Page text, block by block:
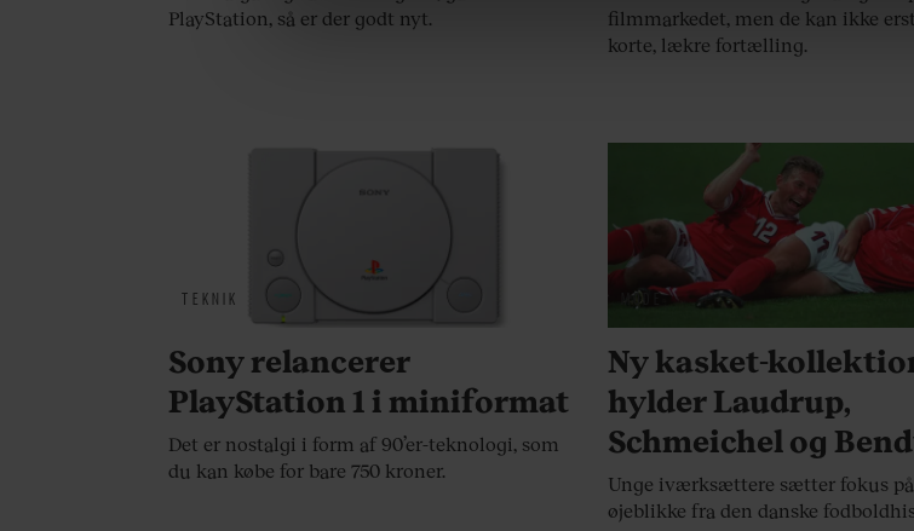
Du kan til enhver tid trække dit samtykke tilbage via linket, du finder i
brug af cookies, samarbejdspartnere og behandling af dine
PlayStation, så er der godt nyt.
filmmarkedet, men de kan ikke
korte, lækre fortælling.
TEKNIK
Sony relancerer
PlayStation 1 i miniformat
Det er nostalgi i form af 90’er-teknologi, som
du kan købe for bare 750 kroner.
MODE
Ny kasket-
hylder Laudrup,
Schmeichel og
Unge iværksættere sætter fokus
øjeblikke fra den danske